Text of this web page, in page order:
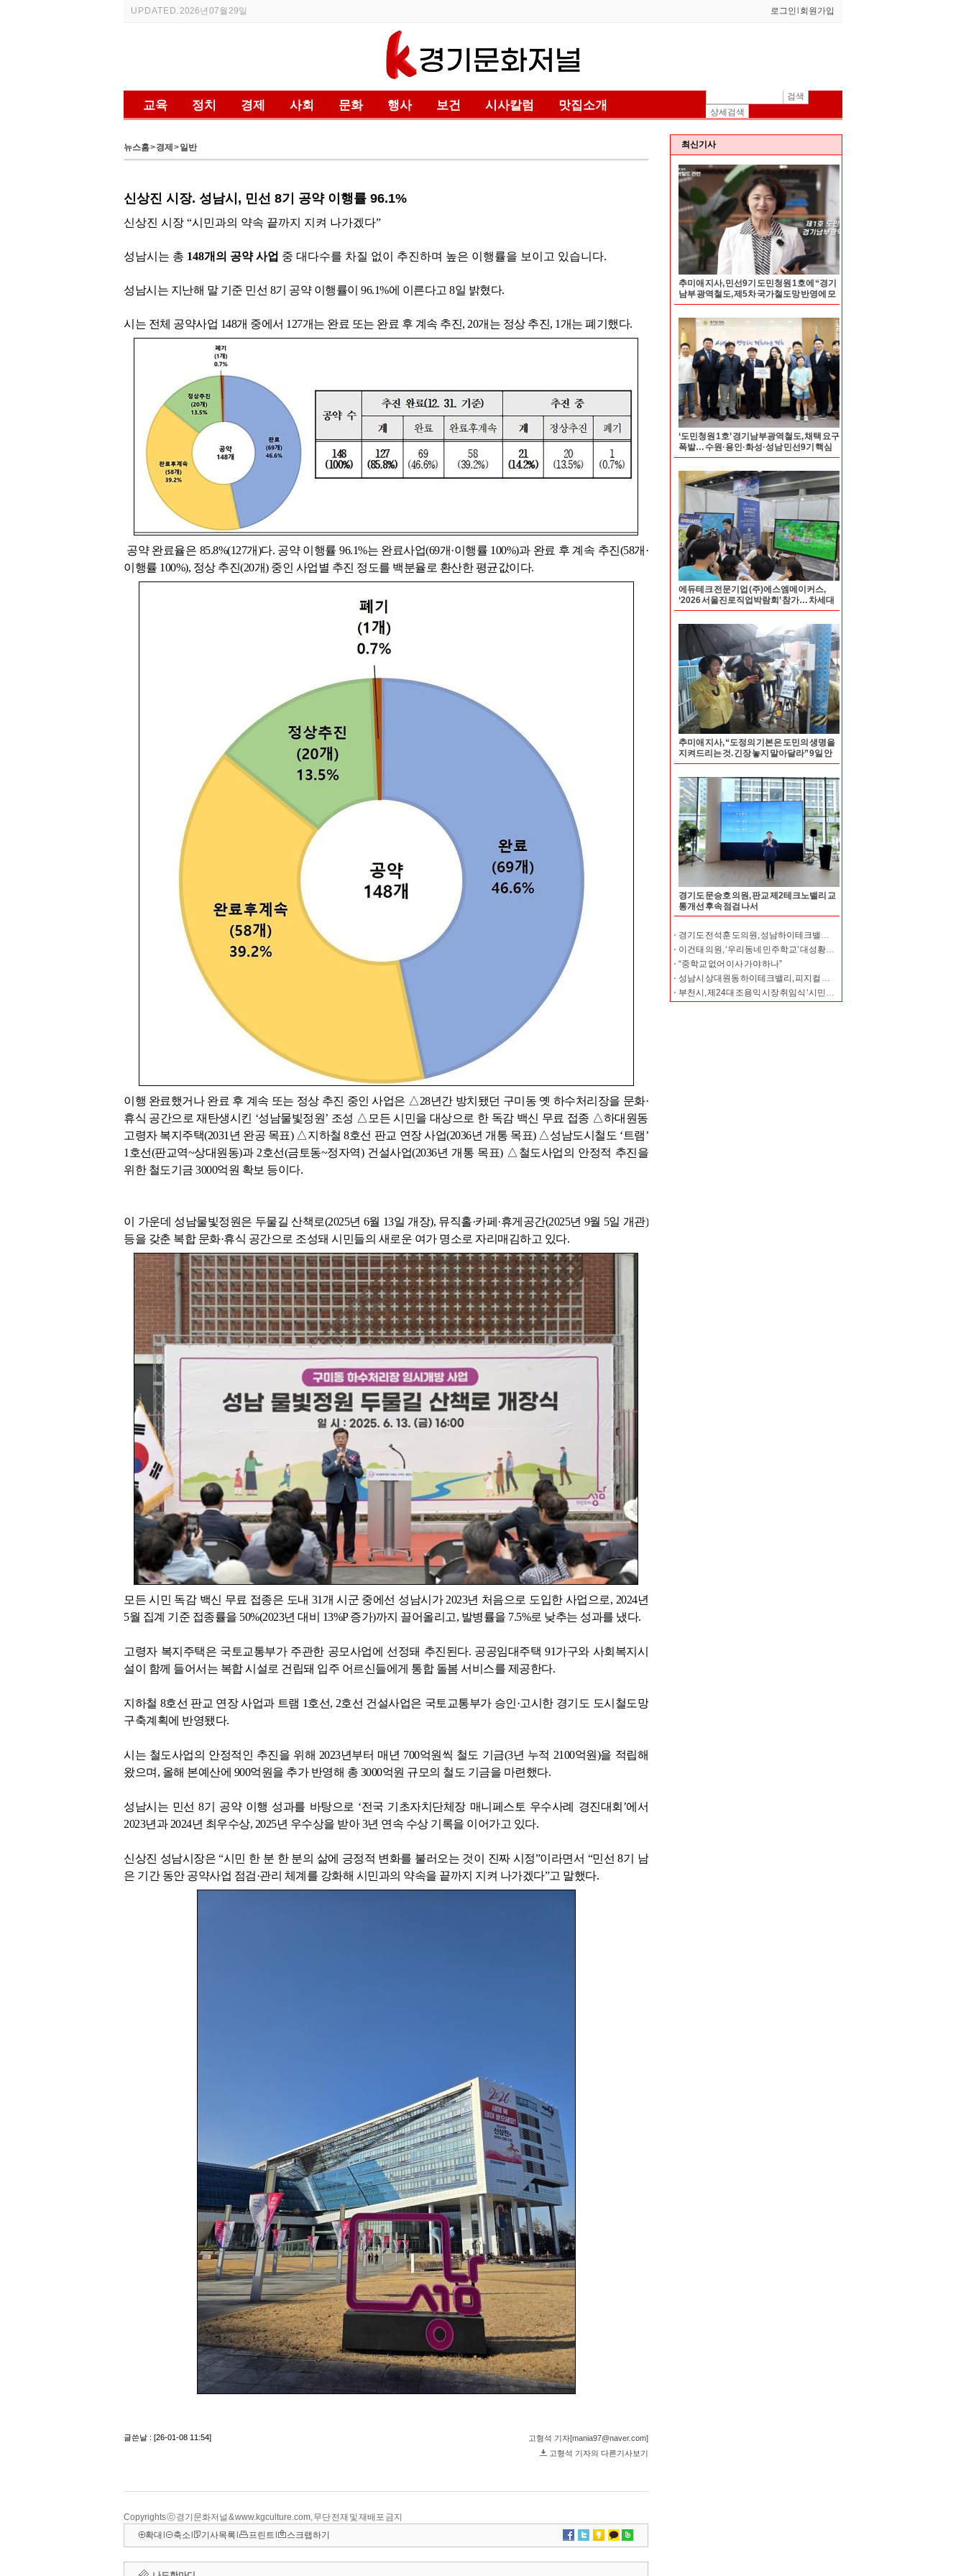
UPDATED.2026년 07월 29일 로그인 회원가입
검색
상세검색
교육 정치 경제 사회 문화 행사 보건 시사칼럼 맛집소개
뉴스홈>경제 >일반
Copyrights ⓒ 경기문화저널 & www.kgculture.com, 무단 전재 및 재배포 금지
확대
축소 기사목록 프린트 스크랩하기
최신기사
추미애 지사, 민선9기 도민청원 1호에 “경기
남부 광역철도, 제5차 국가철도망 반영에 모
든 행정역량 집중”
‘도민청원 1호’ 경기남부광역철도, 채택 요구
폭발… 수원·용인·화성·성남 민선9기 핵심
시험대로
에듀테크 전문기업 (주)에스엠메이커스,
‘2026 서울진로직업박람회’ 참가… 차세대
진로 교육 솔루션 3종 공개
추미애 지사, “도정의 기본은 도민의 생명을
지켜드리는 것. 긴장 놓지 말아달라” 9일 안
양 반지하주택·배수펌프장 찾아 여름철 호우
대비상황 점검
경기도 문승호 의원, 판교 제2테크노밸리 교
통개선 후속 점검 나서
경기도 전석훈 도의원, 성남하이테크밸리서 혁신 센터 실태 점검 및 간담회 개최
이건태 의원, ‘우리동네 민주학교’ 대성황… 특강에 인천 계양을 김남준 의원 나서
“중학교 없어 이사 가야 하나”
성남시 상대원동 하이테크밸리, 피지컬 인공지능(AI) 산실로 거듭난다
부천시, 제24대 조용익 시장 취임식 ‘시민임명식’으로 개최